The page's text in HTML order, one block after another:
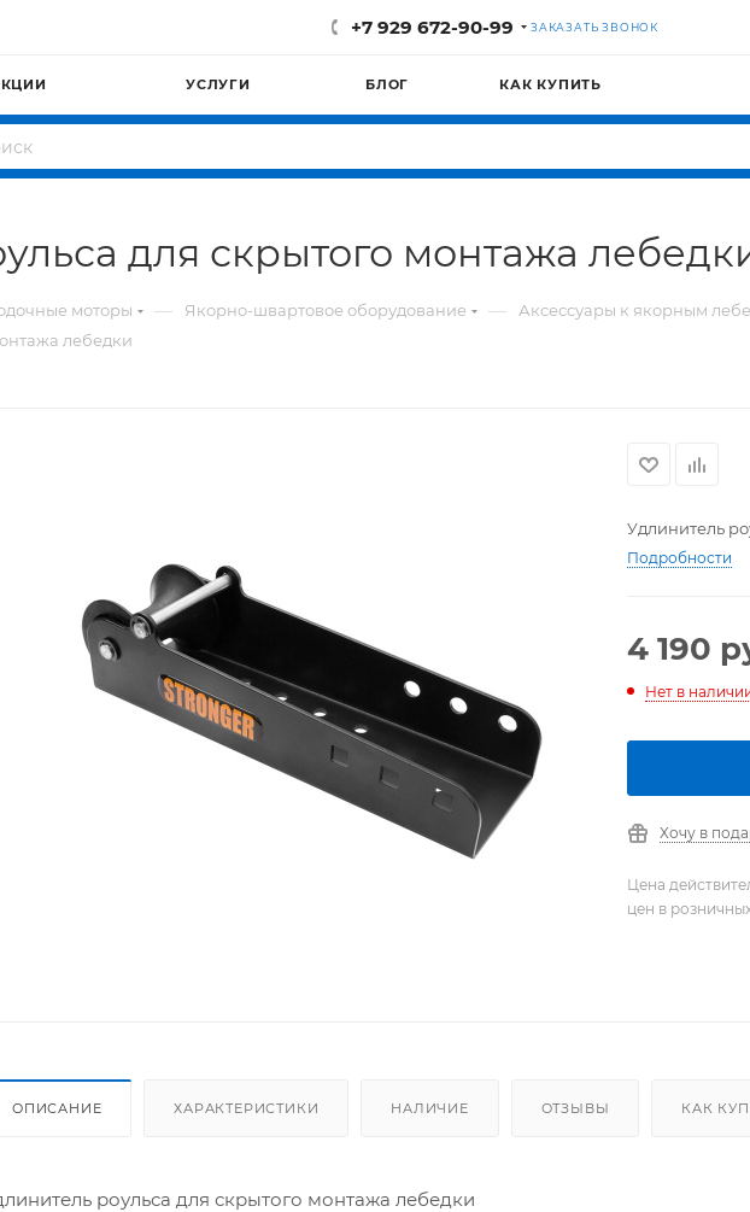
+7 929 672-90-99 ЗАКАЗАТЬ ЗВОНОК
УСЛУГИ БЛОГ КАК КУПИТЬ
для скрытого монтажа
моторы — Якорно-швартовое оборудование — Аксессуары к якорным
лебедки
Удлинитель
Подробности
4 190
Нет в
Хочу в
Цена
цен в
ОПИСАНИЕ ХАРАКТЕРИСТИКИ НАЛИЧИЕ ОТЗЫВЫ КАК
роульса для скрытого монтажа лебедки